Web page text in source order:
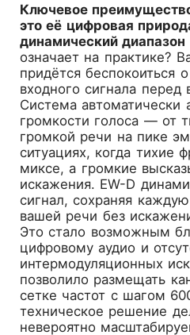
Ключевое
это её цифровая
динамический
означает на практике?
придётся беспокоиться
входного сигнала перед
Система автоматически
громкости голоса — от
громкой речи на пике
ситуациях, когда тихие
миксе, а громкие
искажения. EW-D
сигнал, сохраняя
вашей речи без
Это стало возможным
цифровому аудио и
интермодуляционных
позволило размещать
сетке частот с шагом
техническое решение
невероятно